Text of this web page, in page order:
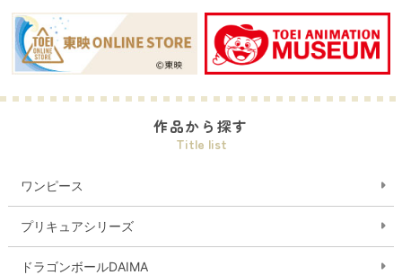
作品から探す
Title list
ワンピース
プリキュアシリーズ
ドラゴンボールDAIMA